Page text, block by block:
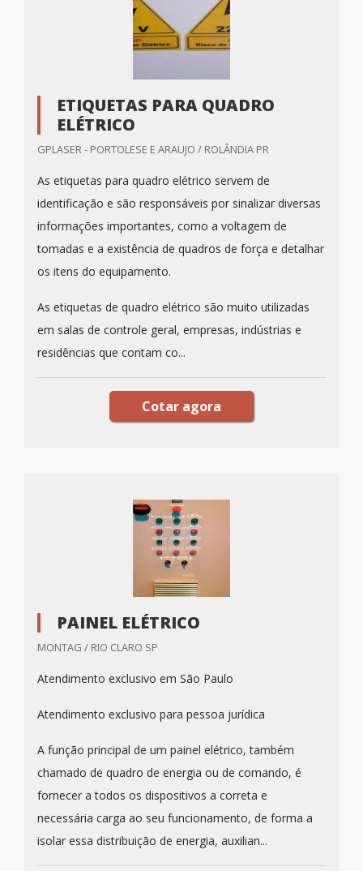
ETIQUETAS PARA QUADRO
ELÉTRICO
GPLASER - PORTOLESE E ARAUJO / ROLÂNDIA PR
As etiquetas para quadro elétrico servem de
identificação e são responsáveis por sinalizar diversas
informações importantes, como a voltagem de
tomadas e a existência de quadros de força e detalhar
os itens do equipamento.
As etiquetas de quadro elétrico são muito utilizadas
em salas de controle geral, empresas, indústrias e
residências que contam co...
Cotar agora
PAINEL ELÉTRICO
MONTAG / RIO CLARO SP
Atendimento exclusivo em São Paulo
Atendimento exclusivo para pessoa jurídica
A função principal de um painel elétrico, também
chamado de quadro de energia ou de comando, é
fornecer a todos os dispositivos a correta e
necessária carga ao seu funcionamento, de forma a
isolar essa distribuição de energia, auxilian...